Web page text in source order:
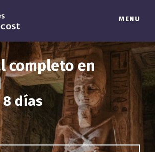
completo en
8 días
MENU